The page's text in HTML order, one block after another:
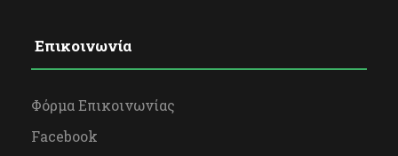
Επικοινωνία
Φόρμα Επικοινωνίας
Facebook